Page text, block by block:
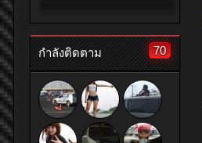
กำลังติดตาม 70